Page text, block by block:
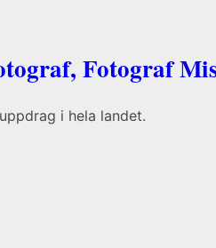
Fotograf
i hela landet.